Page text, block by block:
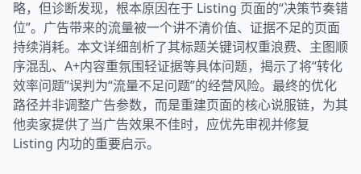
略，但诊断发现，根本原因在于 Listing 页面的“决策节奏错
位”。广告带来的流量被一个讲不清价值、证据不足的页面
持续消耗。本文详细剖析了其标题关键词权重浪费、主图顺
序混乱、A+内容重氛围轻证据等具体问题，揭示了将“转化
效率问题”误判为“流量不足问题”的经营风险。最终的优化
路径并非调整广告参数，而是重建页面的核心说服链，为其
他卖家提供了当广告效果不佳时，应优先审视并修复
Listing 内功的重要启示。